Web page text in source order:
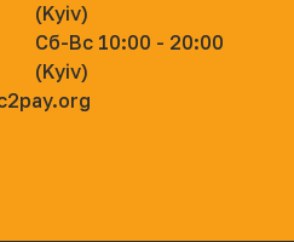
(Kyiv)
Сб-Вс 10:00 - 20:00
(Kyiv)